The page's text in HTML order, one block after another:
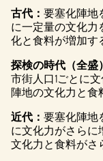
再生
をク
クす
る
と、
YouTu
beの
プラ
古代： 要塞化陣地
に一定量の文化
化と食料が増加す
探検の時代（全盛
市街人口1ごとに
陣地の文化力と食
近代： 要塞化陣地
に文化力がさら
文化力と食料がさ